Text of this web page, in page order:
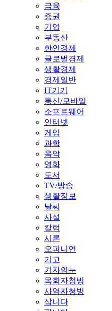
금융
증권
기업
부동산
한인경제
글로벌경제
생활경제
경제일반
IT기기
통신/모바일
소프트웨어
인터넷
게임
과학
음악
영화
도서
TV/방송
생활정보
날씨
사설
칼럼
시론
오피니언
기고
기자의눈
목회자청빙
사역자청빙
삽니다